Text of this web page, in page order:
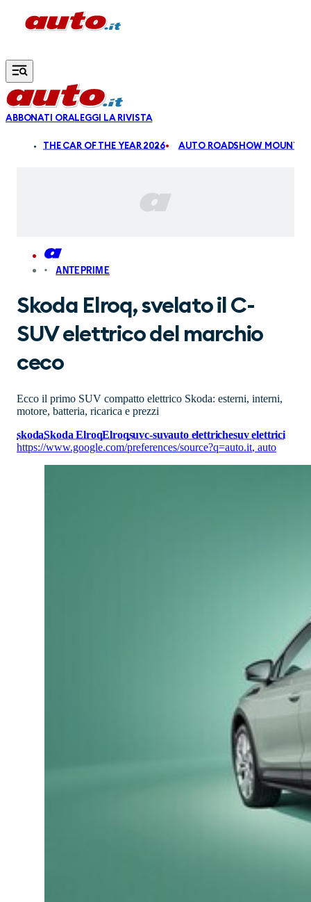
Vai al contenuto principale
ABBONATI ORALEGGI LA RIVISTA
THE CAR OF THE YEAR 2026 AUTO ROADSHOW
ANTEPRIME
Skoda Elroq, svelato il C-
SUV elettrico del marchio
ceco
Ecco il primo SUV compatto elettrico Skoda: esterni, interni,
motore, batteria, ricarica e prezzi
skodaSkoda ElroqElroqsuvc-suvauto elettrichesuv elettrici
https://www.google.com/preferences/source?q=auto.it, auto